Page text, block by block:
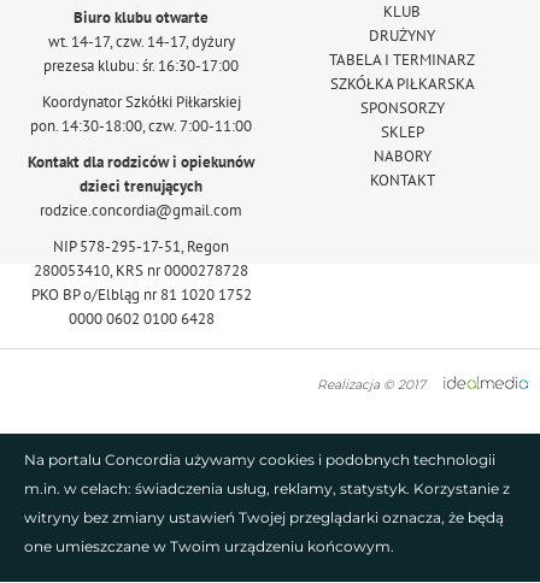
Biuro klubu otwarte
wt. 14-17, czw. 14-17, dyżury
prezesa klubu: śr. 16:30-17:00
Koordynator Szkółki Piłkarskiej
pon. 14:30-18:00, czw. 7:00-11:00
Kontakt dla rodziców i opiekunów
dzieci trenujących
rodzice.concordia@gmail.com
NIP 578-295-17-51, Regon
280053410, KRS nr 0000278728
PKO BP o/Elbląg nr 81 1020 1752
0000 0602 0100 6428
KLUB
DRUŻYNY
TABELA I TERMINARZ
SZKÓŁKA PIŁKARSKA
SPONSORZY
SKLEP
NABORY
KONTAKT
Realizacja © 2017
Na portalu Concordia używamy cookies i podobnych technologii
m.in. w celach: świadczenia usług, reklamy, statystyk. Korzystanie z
witryny bez zmiany ustawień Twojej przeglądarki oznacza, że będą
one umieszczane w Twoim urządzeniu końcowym.